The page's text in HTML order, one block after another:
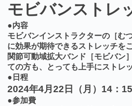
モビバンストレ
●内容
モビバンインストラクターの［む
に効果が期待できるストレッチを
関節可動域拡大バンド［モビバン
ての方も、とっても上手にストレ
●日程
2024年4月22日（月）14：
●参加費